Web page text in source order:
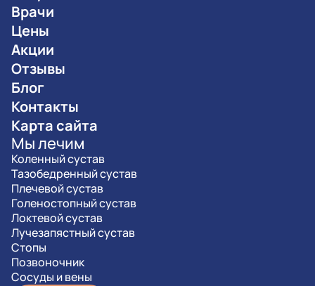
Врачи
Цены
Акции
Отзывы
Блог
Контакты
Карта сайта
Мы лечим
Коленный сустав
Тазобедренный сустав
Плечевой сустав
Голеностопный сустав
Локтевой сустав
Лучезапястный сустав
Стопы
Позвоночник
Сосуды и вены